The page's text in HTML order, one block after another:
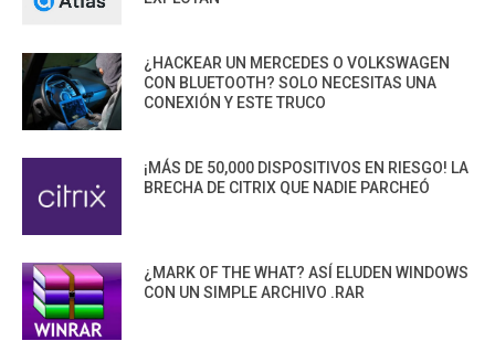
¿HACKEAR UN MERCEDES O VOLKSWAGEN
CON BLUETOOTH? SOLO NECESITAS UNA
CONEXIÓN Y ESTE TRUCO
¡MÁS DE 50,000 DISPOSITIVOS EN RIESGO! LA
BRECHA DE CITRIX QUE NADIE PARCHEÓ
¿MARK OF THE WHAT? ASÍ ELUDEN WINDOWS
CON UN SIMPLE ARCHIVO .RAR